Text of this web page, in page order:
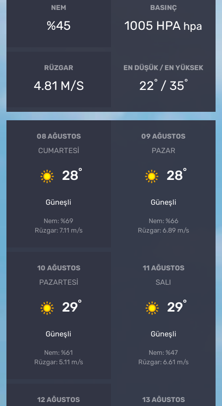
NEM
%45
BASINÇ
1005 HPA hpa
RÜZGAR
4.81 M/S
EN DÜŞÜK / EN YÜKSEK
22° / 35°
08 AĞUSTOS
CUMARTESI
28°
Güneşli
Nem: %69
Rüzgar: 7.11 m/s
09 AĞUSTOS
PAZAR
28°
Güneşli
Nem: %66
Rüzgar: 6.89 m/s
10 AĞUSTOS
PAZARTESI
29°
Güneşli
Nem: %61
Rüzgar: 5.11 m/s
11 AĞUSTOS
SALI
29°
Güneşli
Nem: %47
Rüzgar: 6.61 m/s
12 AĞUSTOS 13 AĞUSTOS